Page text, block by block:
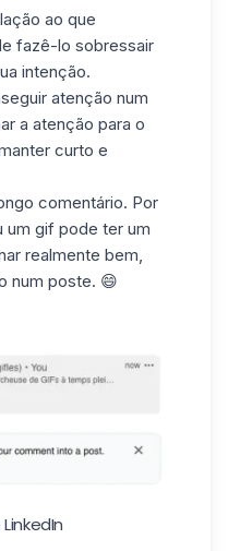
ao que
fazê-lo sobressair
intenção.
atenção num
a atenção para o
curto e
comentário. Por
um gif pode ter um
realmente bem,
num poste. 😄